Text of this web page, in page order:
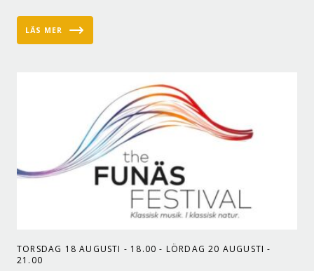
LÄS MER
TORSDAG 18 AUGUSTI - 18.00 - LÖRDAG 20 AUGUSTI -
21.00